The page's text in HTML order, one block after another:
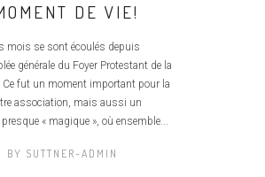
DE VIE!
mois se sont écoulés depuis
générale du Foyer Protestant de la
Ce fut un moment important pour la
association, mais aussi un
« magique », où ensemble...
BY SUTTNER-ADMIN